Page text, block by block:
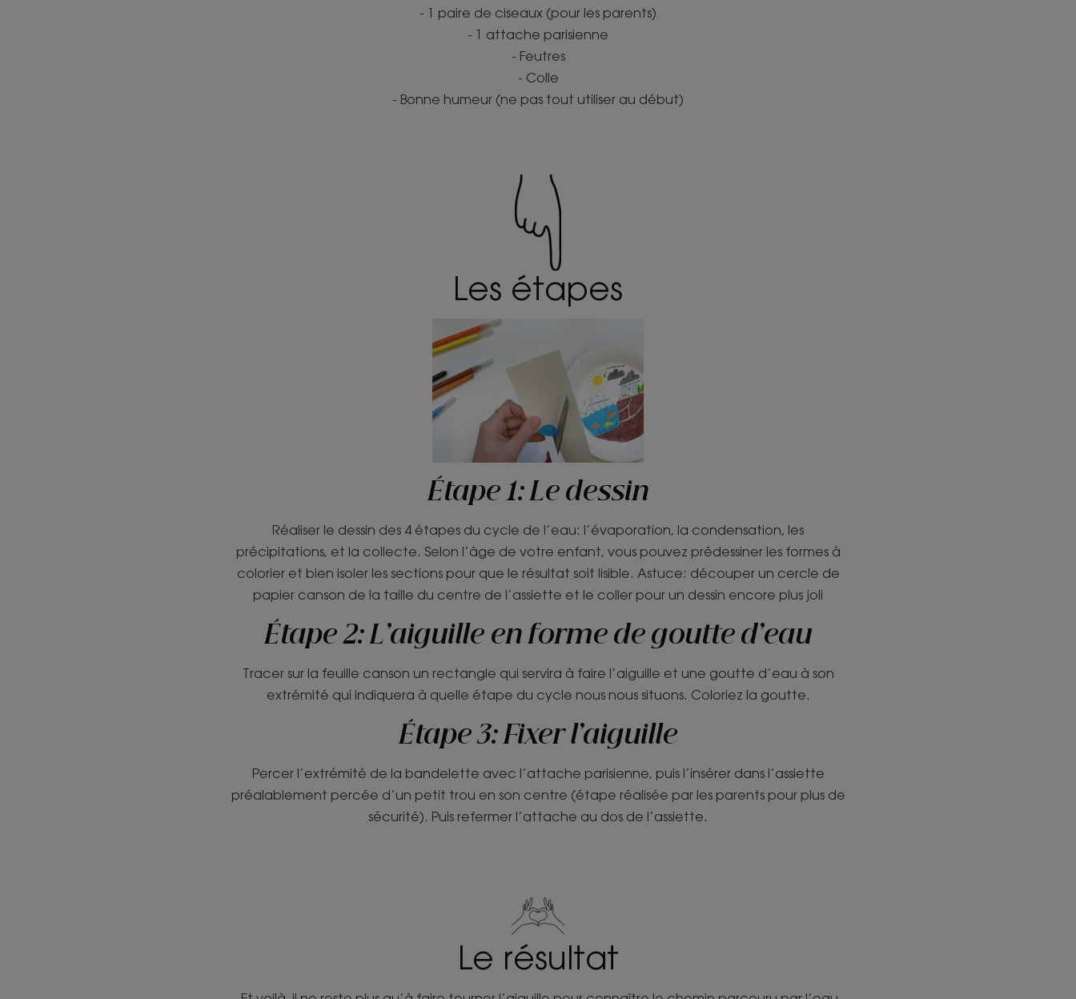
- 1 paire de ciseaux (pour les parents)
- 1 attache parisienne
- Feutres
- Colle
- Bonne humeur (ne pas tout utiliser au début)
Les étapes
Étape 1: Le dessin
Réaliser le dessin des 4 étapes du cycle de l’eau: l’évaporation, la condensation, les
précipitations, et la collecte. Selon l’âge de votre enfant, vous pouvez prédessiner les formes à
colorier et bien isoler les sections pour que le résultat soit lisible. Astuce: découper un cercle de
papier canson de la taille du centre de l’assiette et le coller pour un dessin encore plus joli
Étape 2: L’aiguille en forme de goutte d’eau
Tracer sur la feuille canson un rectangle qui servira à faire l’aiguille et une goutte d’eau à son
extrémité qui indiquera à quelle étape du cycle nous nous situons. Coloriez la goutte.
Étape 3: Fixer l’aiguille
Percer l’extrémité de la bandelette avec l’attache parisienne, puis l’insérer dans l’assiette
préalablement percée d’un petit trou en son centre (étape réalisée par les parents pour plus de
sécurité). Puis refermer l’attache au dos de l’assiette.
Le résultat